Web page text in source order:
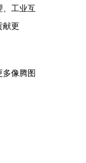
、工业互
献更
像腾图